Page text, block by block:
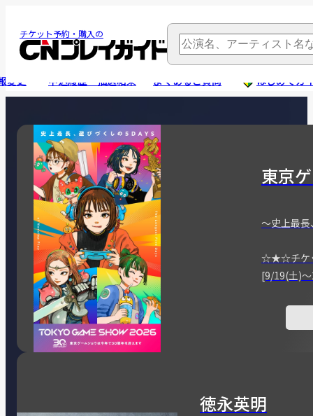
チケット予約・購入の
変更 申込履歴・抽選結果 よくあるご質問 はじめてガ
東京
～史上最長
☆★☆チケ
[9/19(土)
徳永英明